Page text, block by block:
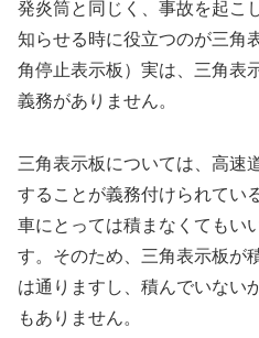
発炎筒と同じく、事故を起こ
知らせる時に役立つのが三角
角停止表示板）実は、三角表
義務がありません。
三角表示板については、高速
することが義務付けられてい
車にとっては積まなくてもい
す。そのため、三角表示板が
は通りますし、積んでいない
もありません。